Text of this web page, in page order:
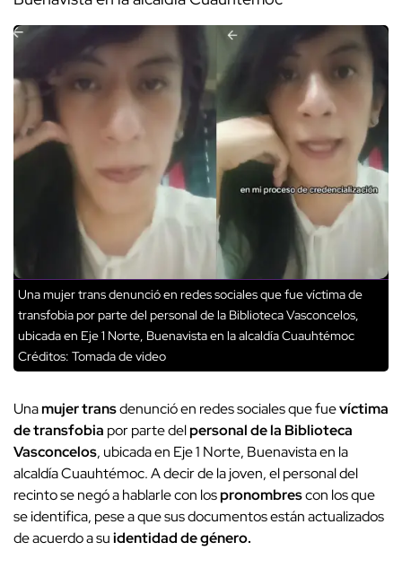
Una mujer trans denunció en redes sociales que fue víctima de
transfobia por parte del personal de la Biblioteca Vasconcelos,
ubicada en Eje 1 Norte, Buenavista en la alcaldía Cuauhtémoc
Créditos: Tomada de video
Unamujer transdenunció en redes sociales que fuevíctima
de transfobia por parte delpersonal de la Biblioteca
Vasconcelos, ubicada en Eje 1 Norte, Buenavista en la
alcaldía Cuauhtémoc. A decir de la joven, el personal del
recinto se negó a hablarle con lospronombrescon los que
se identifica, pese a que sus documentos están actualizados
de acuerdo a suidentidad de género.